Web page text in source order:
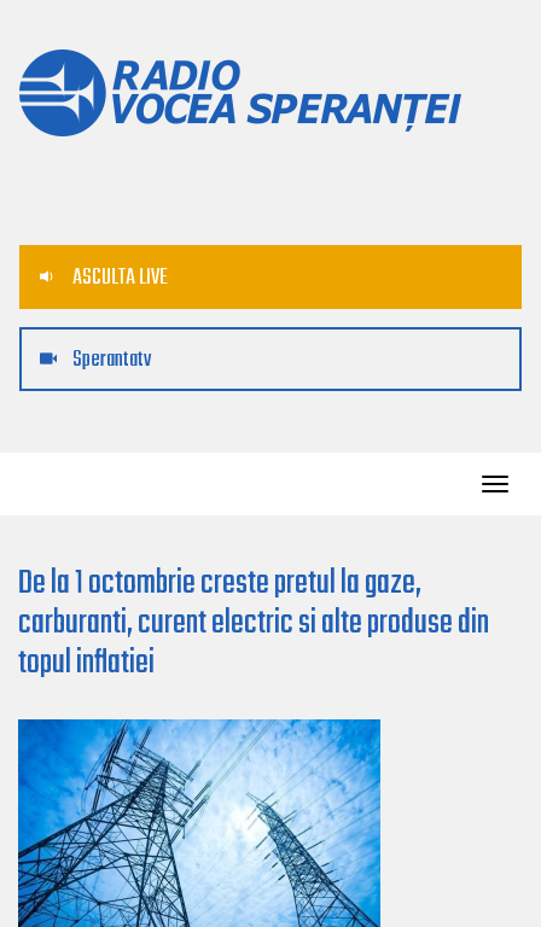
ASCULTA LIVE
Sperantatv
De la 1 octombrie creste pretul la gaze,
carburanti, curent electric si alte produse din
topul inflatiei